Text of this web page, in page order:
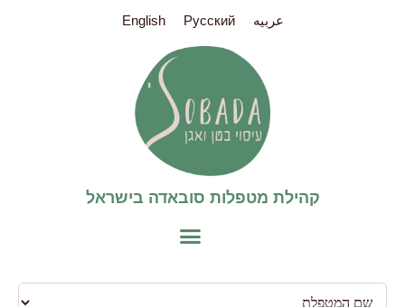
عربيه Pусский
English
קהילת מטפלות סובאדה בישראל​
פילטר